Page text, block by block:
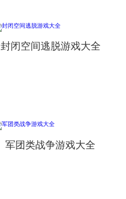
封闭空间逃脱游戏大全
军团类战争游戏大全